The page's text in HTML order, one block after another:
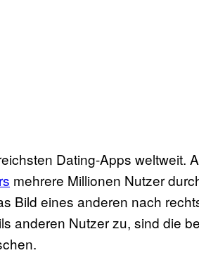
Dating-Apps weltweit.
mehrere Millionen Nutzer
Bild eines anderen nach
anderen Nutzer zu, sind die